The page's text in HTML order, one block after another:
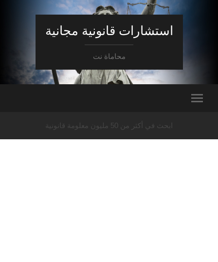
استشارات قانونية مجانية
محاماة نت
ابحث في أكثر من 50 مليون معلومة قانونية